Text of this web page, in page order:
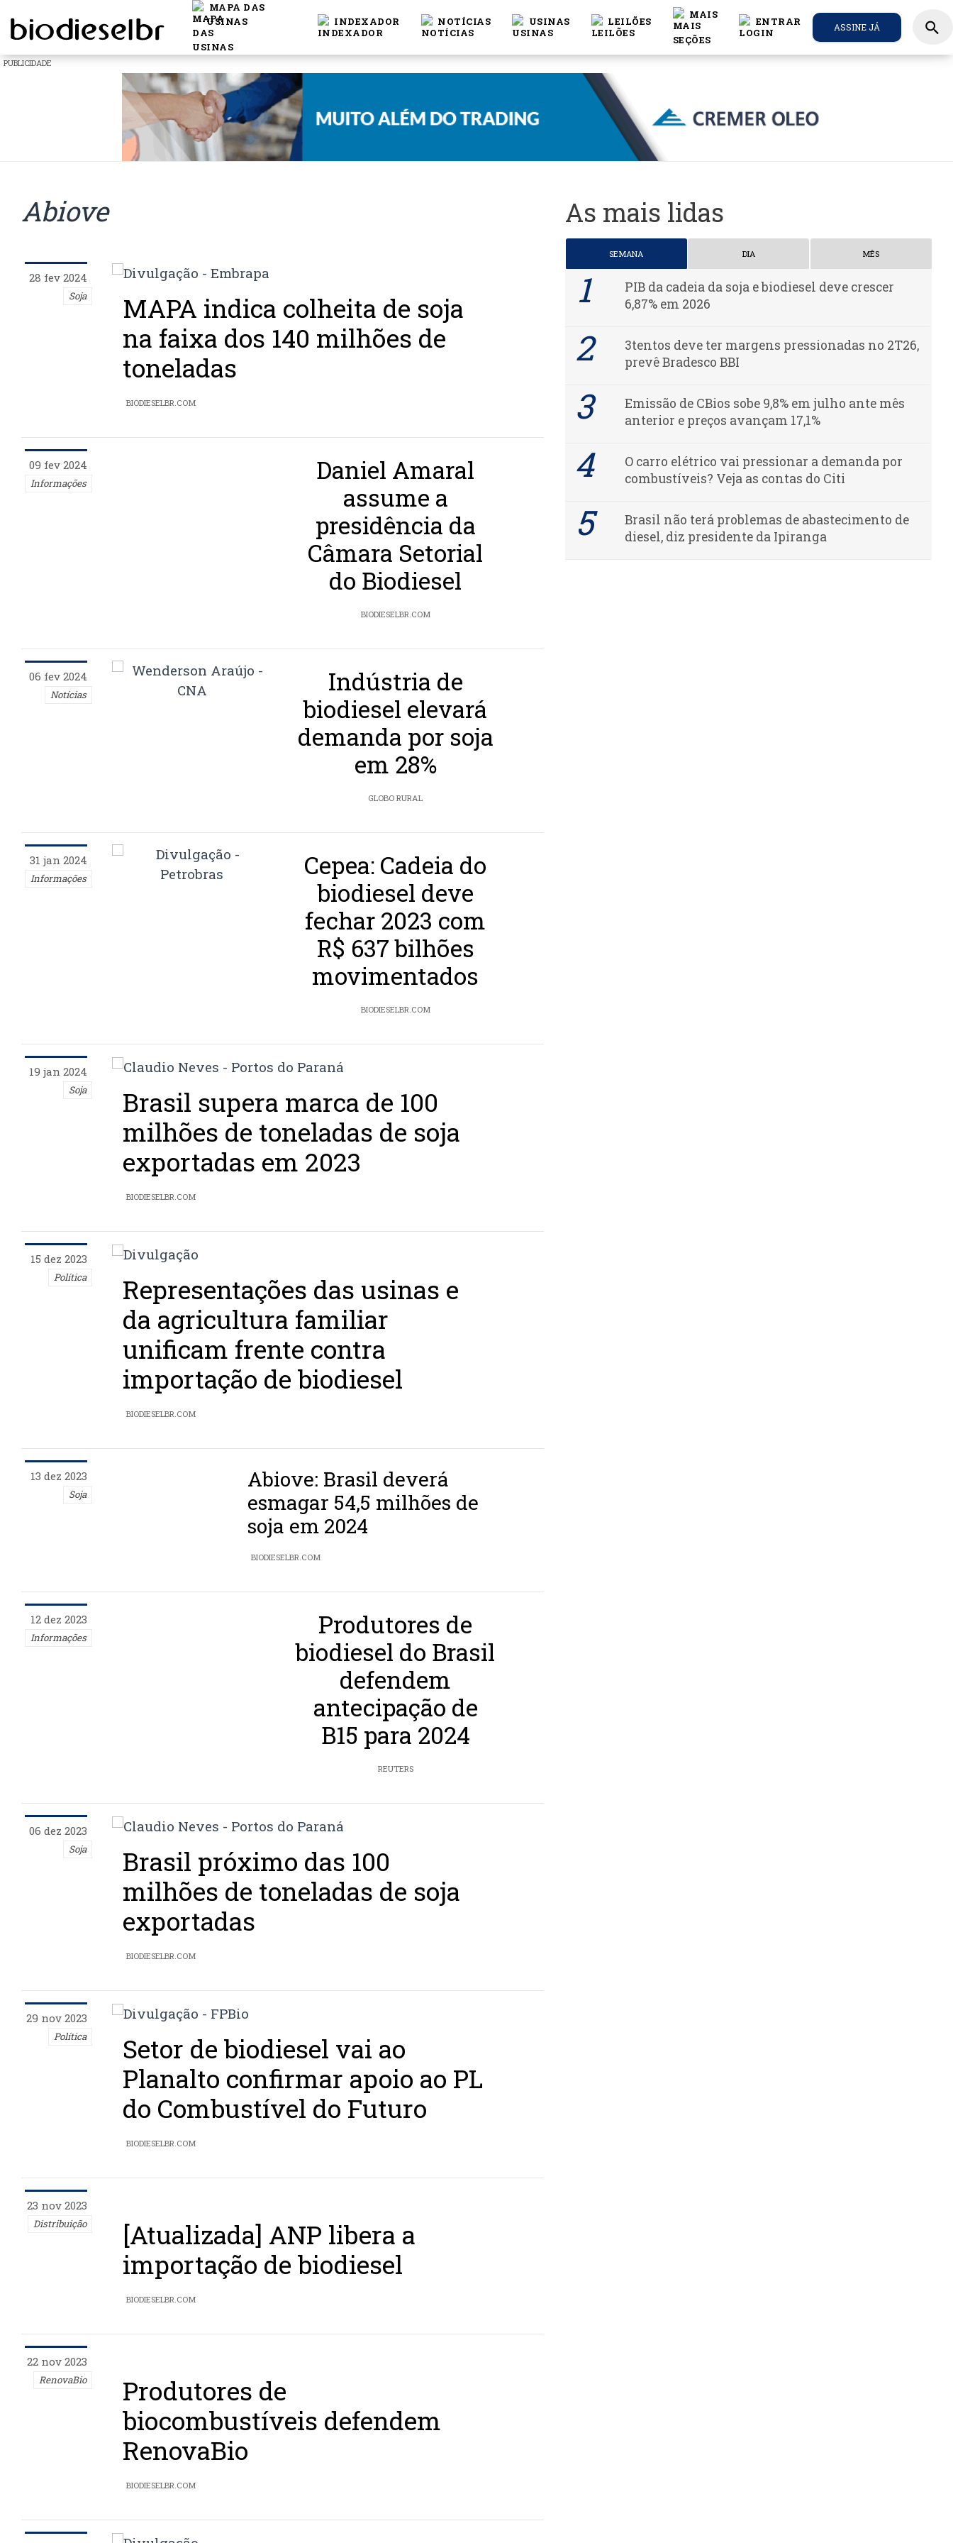
MAPA DAS
USINAS
INDEXADOR NOTÍCIAS USINAS LEILÕES
MAIS
ENTRAR ASSINE JÁ search
PUBLICIDADE
Abiove
28 fev 2024
Soja
MAPA indica colheita de soja
na faixa dos 140 milhões de
toneladas
BIODIESELBR.COM
09 fev 2024
Informações
Daniel Amaral
assume a
presidência da
Câmara Setorial
do Biodiesel
BIODIESELBR.COM
06 fev 2024
Notícias
Indústria de
biodiesel elevará
demanda por soja
em 28%
GLOBO RURAL
31 jan 2024
Informações
Cepea: Cadeia do
biodiesel deve
fechar 2023 com
R$ 637 bilhões
movimentados
BIODIESELBR.COM
19 jan 2024
Soja
Brasil supera marca de 100
milhões de toneladas de soja
exportadas em 2023
BIODIESELBR.COM
15 dez 2023
Política
Representações das usinas e
da agricultura familiar
unificam frente contra
importação de biodiesel
BIODIESELBR.COM
13 dez 2023
Soja
Abiove: Brasil deverá
esmagar 54,5 milhões de
soja em 2024
BIODIESELBR.COM
12 dez 2023
Informações
Produtores de
biodiesel do Brasil
defendem
antecipação de
B15 para 2024
REUTERS
06 dez 2023
Soja
Brasil próximo das 100
milhões de toneladas de soja
exportadas
BIODIESELBR.COM
29 nov 2023
Política
Setor de biodiesel vai ao
Planalto confirmar apoio ao PL
do Combustível do Futuro
BIODIESELBR.COM
23 nov 2023
Distribuição
[Atualizada] ANP libera a
importação de biodiesel
BIODIESELBR.COM
22 nov 2023
RenovaBio
Produtores de
biocombustíveis defendem
RenovaBio
BIODIESELBR.COM
As mais lidas
SEMANA DIA MÊS
PIB da cadeia da soja e biodiesel deve crescer
6,87% em 2026
3tentos deve ter margens pressionadas no 2T26,
prevê Bradesco BBI
Emissão de CBios sobe 9,8% em julho ante mês
anterior e preços avançam 17,1%
O carro elétrico vai pressionar a demanda por
combustíveis? Veja as contas do Citi
Brasil não terá problemas de abastecimento de
diesel, diz presidente da Ipiranga